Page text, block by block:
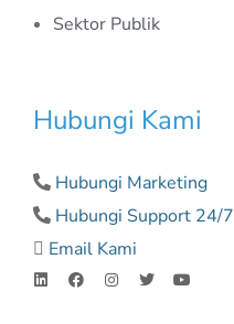
Sektor Publik
Hubungi Kami
Hubungi Marketing
Hubungi Support 24/7
Email Kami